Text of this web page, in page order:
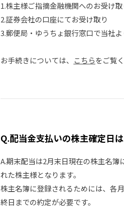
1.株主様ご指摘金融機関へのお受け取
2.証券会社の口座にてお受け取り
3.郵便局・ゆうちょ銀行窓口で当社
お手続きについては、 こちらをご覧
Q.配当金支払いの株主確定日は
A.期末配当は2月末日現在の株主名
れた株主様となります。
株主名簿に登録されるためには、各
終日までの約定が必要です。